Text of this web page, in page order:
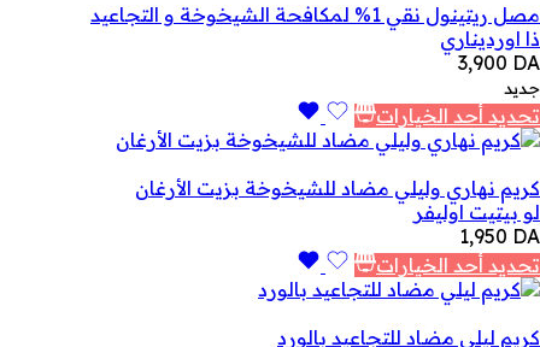
مصل ريتينول نقي 1% لمكافحة الشيخوخة و التجاعيد
ذا اورديناري
3,900 DA
جديد
تحديد أحد الخيارات
كريم نهاري وليلي مضاد للشيخوخة بزيت الأرغان
لو بيتيت اوليفر
1,950 DA
تحديد أحد الخيارات
كريم ليلي مضاد للتجاعيد بالورد